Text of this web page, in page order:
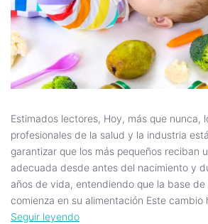
Estimados lectores, Hoy, más que nunca,
profesionales de la salud y la industria
garantizar que los más pequeños reciban
adecuada desde antes del nacimiento y
años de vida, entendiendo que la base
comienza en su alimentación Este cambio
Seguir leyendo